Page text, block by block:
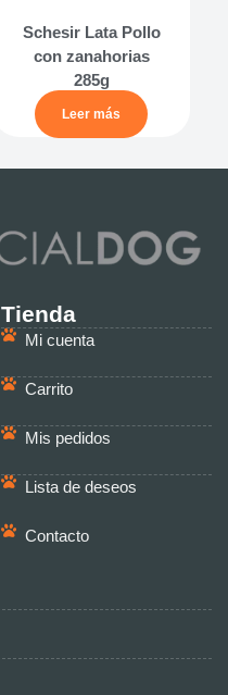
Schesir Lata Pollo
con zanahorias
285g
Leer más
Tienda
Mi cuenta
Carrito
Mis pedidos
Lista de deseos
Contacto